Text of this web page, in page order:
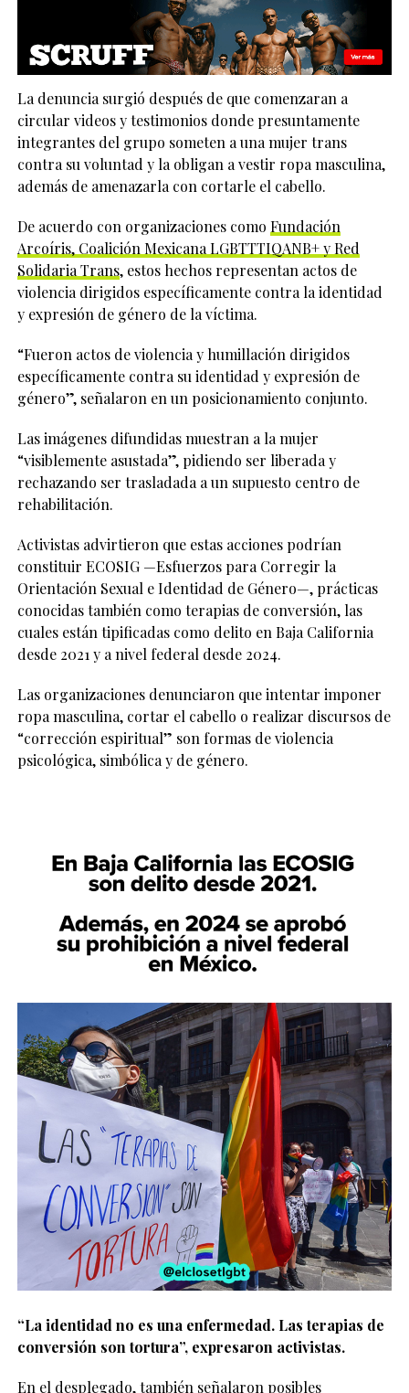
La denuncia surgió después de que comenzaran a
circular videos y testimonios donde presuntamente
integrantes del grupo someten a una mujer trans
contra su voluntad y la obligan a vestir ropa masculina,
además de amenazarla con cortarle el cabello.
De acuerdo con organizaciones como Fundación
Arcoíris, Coalición Mexicana LGBTTTIQANB+ y Red
Solidaria Trans, estos hechos representan actos de
violencia dirigidos específicamente contra la identidad
y expresión de género de la víctima.
“Fueron actos de violencia y humillación dirigidos
específicamente contra su identidad y expresión de
género”, señalaron en un posicionamiento conjunto.
Las imágenes difundidas muestran a la mujer
“visiblemente asustada”, pidiendo ser liberada y
rechazando ser trasladada a un supuesto centro de
rehabilitación.
Activistas advirtieron que estas acciones podrían
constituir ECOSIG —Esfuerzos para Corregir la
Orientación Sexual e Identidad de Género—, prácticas
conocidas también como terapias de conversión, las
cuales están tipificadas como delito en Baja California
desde 2021 y a nivel federal desde 2024.
Las organizaciones denunciaron que intentar imponer
ropa masculina, cortar el cabello o realizar discursos de
“corrección espiritual” son formas de violencia
psicológica, simbólica y de género.
“La identidad no es una enfermedad. Las terapias de
conversión son tortura”, expresaron activistas.
En el desplegado, también señalaron posibles